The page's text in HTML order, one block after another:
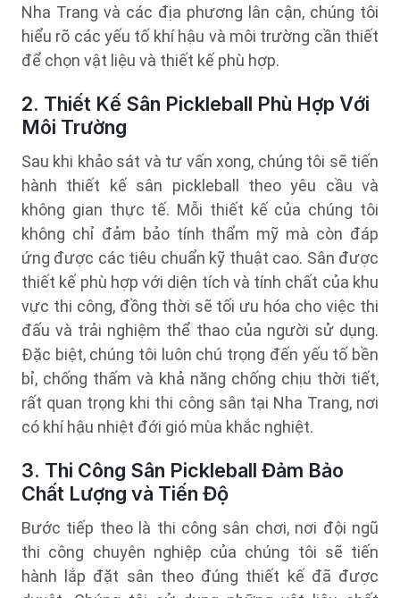
Nha Trang và các địa phương lân cận, chúng tôi
hiểu rõ các yếu tố khí hậu và môi trường cần thiết
để chọn vật liệu và thiết kế phù hợp.
2. Thiết Kế Sân Pickleball Phù Hợp Với
Môi Trường
Sau khi khảo sát và tư vấn xong, chúng tôi sẽ tiến
hành thiết kế sân pickleball theo yêu cầu và
không gian thực tế. Mỗi thiết kế của chúng tôi
không chỉ đảm bảo tính thẩm mỹ mà còn đáp
ứng được các tiêu chuẩn kỹ thuật cao. Sân được
thiết kế phù hợp với diện tích và tính chất của khu
vực thi công, đồng thời sẽ tối ưu hóa cho việc thi
đấu và trải nghiệm thể thao của người sử dụng.
Đặc biệt, chúng tôi luôn chú trọng đến yếu tố bền
bỉ, chống thấm và khả năng chống chịu thời tiết,
rất quan trọng khi thi công sân tại Nha Trang, nơi
có khí hậu nhiệt đới gió mùa khắc nghiệt.
3. Thi Công Sân Pickleball Đảm Bảo
Chất Lượng và Tiến Độ
Bước tiếp theo là thi công sân chơi, nơi đội ngũ
thi công chuyên nghiệp của chúng tôi sẽ tiến
hành lắp đặt sân theo đúng thiết kế đã được